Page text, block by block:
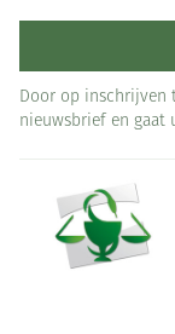
Door op inschrijven
nieuwsbrief en gaat